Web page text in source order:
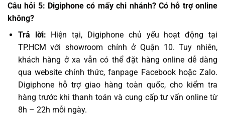
Câu hỏi 5: Digiphone có mấy chi nhánh? Có hỗ trợ online
không?
Trả lời: Hiện tại, Digiphone chủ yếu hoạt động tại
TP.HCM với showroom chính ở Quận 10. Tuy nhiên,
khách hàng ở xa vẫn có thể đặt hàng online dễ dàng
qua website chính thức, fanpage Facebook hoặc Zalo.
Digiphone hỗ trợ giao hàng toàn quốc, cho kiểm tra
hàng trước khi thanh toán và cung cấp tư vấn online từ
8h – 22h mỗi ngày.